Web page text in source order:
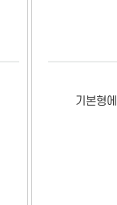
기본형